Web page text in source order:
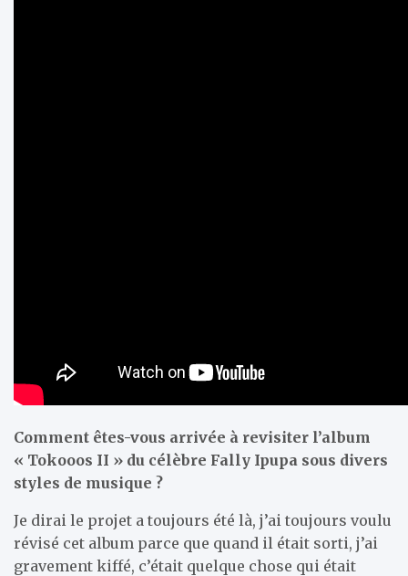
Comment êtes-vous arrivée à revisiter l’album
« Tokooos II » du célèbre Fally Ipupa sous divers
styles de musique ?
Je dirai le projet a toujours été là, j’ai toujours voulu
révisé cet album parce que quand il était sorti, j’ai
gravement kiffé, c’était quelque chose qui était